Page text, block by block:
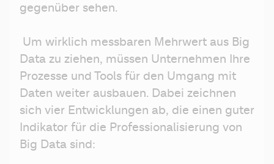
gegenüber sehen.
Um wirklich messbaren Mehrwert aus Big
Data zu ziehen, müssen Unternehmen Ihre
Prozesse und Tools für den Umgang mit
Daten weiter ausbauen. Dabei zeichnen
sich vier Entwicklungen ab, die einen guter
Indikator für die Professionalisierung von
Big Data sind: